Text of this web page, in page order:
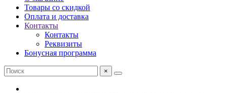
Товары со скидкой
Оплата и доставка
Контакты
Контакты
Реквизиты
Бонусная программа
×